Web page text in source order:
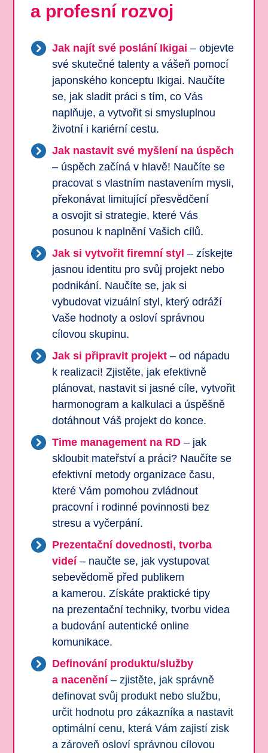
a profesní rozvoj
Jak najít své poslání Ikigai– objevte
své skutečné talenty a vášeň pomocí
japonského konceptu Ikigai. Naučíte
se, jak sladit práci s tím, co Vás
naplňuje, a vytvořit si smysluplnou
životní i kariérní cestu.
Jak nastavit své myšlení na úspěch
– úspěch začíná v hlavě! Naučíte se
pracovat s vlastním nastavením mysli,
překonávat limitující přesvědčení
a osvojit si strategie, které Vás
posunou k naplnění Vašich cílů.
Jak si vytvořit firemní styl– získejte
jasnou identitu pro svůj projekt nebo
podnikání. Naučíte se, jak si
vybudovat vizuální styl, který odráží
Vaše hodnoty a osloví správnou
cílovou skupinu.
Jak si připravit projekt – od nápadu
k realizaci! Zjistěte, jak efektivně
plánovat, nastavit si jasné cíle, vytvořit
harmonogram a kalkulaci a úspěšně
dotáhnout Váš projekt do konce.
Time management na RD – jak
skloubit mateřství a práci? Naučíte se
efektivní metody organizace času,
které Vám pomohou zvládnout
pracovní i rodinné povinnosti bez
stresu a vyčerpání.
Prezentační dovednosti, tvorba
videí– naučte se, jak vystupovat
sebevědomě před publikem
a kamerou. Získáte praktické tipy
na prezentační techniky, tvorbu videa
a budování autentické online
komunikace.
Definování produktu/služby
a nacenění– zjistěte, jak správně
definovat svůj produkt nebo službu,
určit hodnotu pro zákazníka a nastavit
optimální cenu, která Vám zajistí zisk
a zároveň osloví správnou cílovou